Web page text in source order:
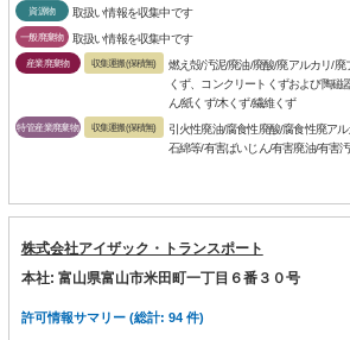
資源物 取扱い情報を収集中です
一般廃棄物 取扱い情報を収集中です
産業廃棄物 収集運搬(保積無)
燃え殻/汚泥/廃油/廃酸/廃アルカリ/
くず、コンクリートくずおよび陶磁
ん/紙くず/木くず/繊維くず
特管産業廃棄物 収集運搬(保積無)
引火性廃油/腐食性廃酸/腐食性廃ア
石綿等/有害ばいじん/有害廃油/有害
株式会社アイザック・トランスポート
本社: 富山県富山市米田町一丁目６番３０号
許可情報サマリー (総計: 94 件)